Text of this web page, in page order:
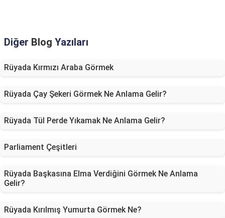
Diğer Blog Yazıları
Rüyada Kırmızı Araba Görmek
Rüyada Çay Şekeri Görmek Ne Anlama Gelir?
Rüyada Tül Perde Yıkamak Ne Anlama Gelir?
Parliament Çeşitleri
Rüyada Başkasına Elma Verdiğini Görmek Ne Anlama
Gelir?
Rüyada Kırılmış Yumurta Görmek Ne?